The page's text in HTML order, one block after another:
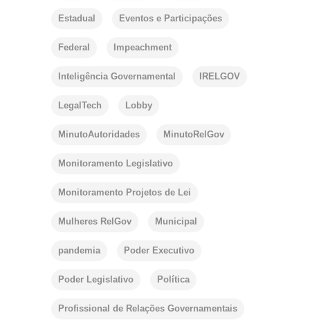
Estadual Eventos e Participações
Federal Impeachment
Inteligência Governamental IRELGOV
LegalTech Lobby
MinutoAutoridades MinutoRelGov
Monitoramento Legislativo
Monitoramento Projetos de Lei
Mulheres RelGov Municipal
pandemia Poder Executivo
Poder Legislativo Política
Profissional de Relações Governamentais